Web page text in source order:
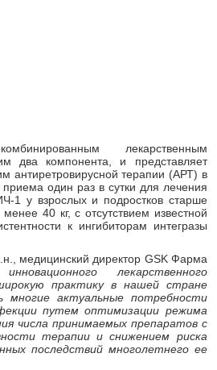
лекарственным
два компонента, и представляет
антиретровирусной терапии (АРТ) в
один раз в сутки для лечения
1 у взрослых и подростков старше
40 кг, с отсутствием известной
к ингибиторам интегразы
медицинский директор GSK Фарма
лекарственного
практику в нашей стране
многие актуальные потребности
путем оптимизации режима
числа принимаемых препаратов с
терапии и снижением риска
последствий многолетнего ее